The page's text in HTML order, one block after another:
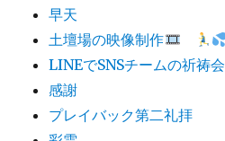
早天
土壇場の映像制作
LINEでSNSチームの祈祷会
感謝
プレイバック第二礼拝